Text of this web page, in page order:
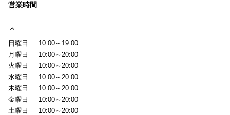
営業時間
日曜日
10:00～19:00
月曜日
10:00～20:00
火曜日
10:00～20:00
水曜日
10:00～20:00
木曜日
10:00～20:00
金曜日
10:00～20:00
土曜日
10:00～20:00